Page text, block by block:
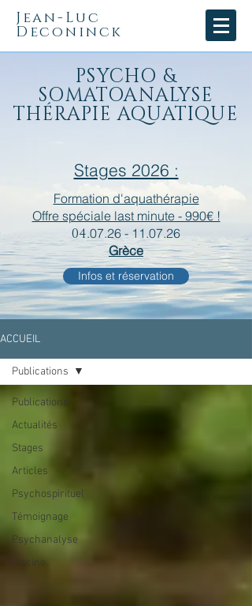
Jean-Luc
Deconinck
PSYCHO &
SOMATOANALYSE
THÉRAPIE AQUATIQUE
Stages 2026 :
Formation d'aquathérapie
Offre spéciale last minute - 990€ !
04.07.26 - 11.07.26
Grèce
Infos et réservation
ACCUEIL
Publications
Actualités
Stages
Articles
Psychospirituel
Témoignage
Psychanalyse
Piscine
Publications